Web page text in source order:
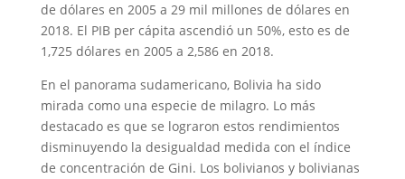
de dólares en 2005 a 29 mil millones de dólares en
2018. El PIB per cápita ascendió un 50%, esto es de
1,725 dólares en 2005 a 2,586 en 2018.
En el panorama sudamericano, Bolivia ha sido
mirada como una especie de milagro. Lo más
destacado es que se lograron estos rendimientos
disminuyendo la desigualdad medida con el índice
de concentración de Gini. Los bolivianos y bolivianas